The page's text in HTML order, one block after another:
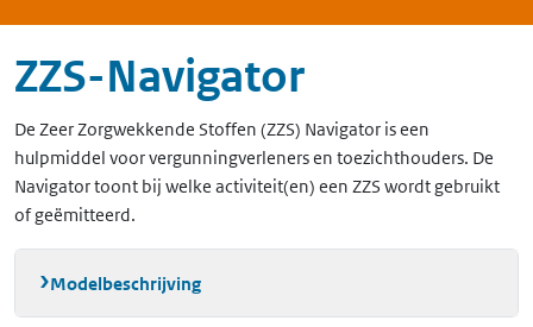
ZZS-Navigator
De Zeer Zorgwekkende Stoffen (ZZS) Navigator is een
hulpmiddel voor vergunningverleners en toezichthouders. De
Navigator toont bij welke activiteit(en) een ZZS wordt gebruikt
of geëmitteerd.
Modelbeschrijving